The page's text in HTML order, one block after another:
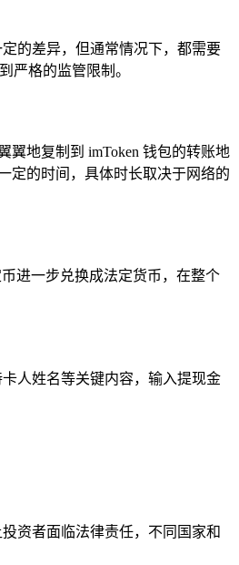
的差异，但通常情况下，都需要
严格的监管限制。
翼地复制到 imToken 钱包的转账地
定的时间，具体时长取决于网络的
进一步兑换成法定货币，在整个
人姓名等关键内容，输入提现金
资者面临法律责任，不同国家和